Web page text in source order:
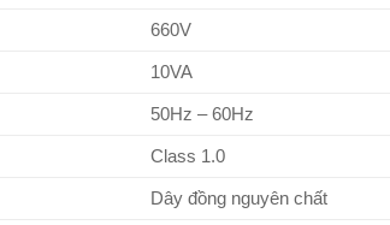
660V
10VA
50Hz – 60Hz
Class 1.0
Dây đồng nguyên chất